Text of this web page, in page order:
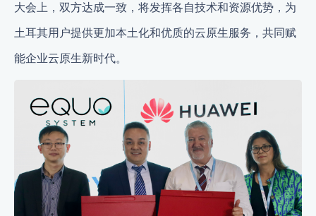
大会上，双方达成一致，将发挥各自技术和资源优势，为
土耳其用户提供更加本土化和优质的云原生服务，共同赋
能企业云原生新时代。